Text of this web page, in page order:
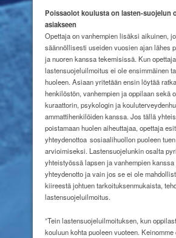
Poissaolot koulusta on lasten-suojelun
asiakseen
Opettaja on vanhempien lisäksi aikuinen,
säännöllisesti useiden vuosien ajan lähes
ja nuoren kanssa tekemisissä. Kun
lastensuojeluilmoitus ei ole ensimmäinen
huoleen. Asiaan yritetään ensin löytää
henkilöstön, vanhempien ja oppilaan sekä
kuraattorin, psykologin ja
ammattihenkilöiden kanssa. Jos tällä
poistamaan huolen aiheuttajaa, opettaja
yhteydenottoa sosiaalihuollon puoleen
arvioimiseksi. Lastensuojelunkin osalta
yhteistyössä lapsen ja vanhempien kanssa
yhteydenotto ja vain jos se ei ole
kiireestä johtuen tarkoituksenmukaista,
lastensuojeluilmoitus.
”Tein lastensuojeluilmoituksen, kun
kouluun kohta puoleen vuoteen. Keinomme